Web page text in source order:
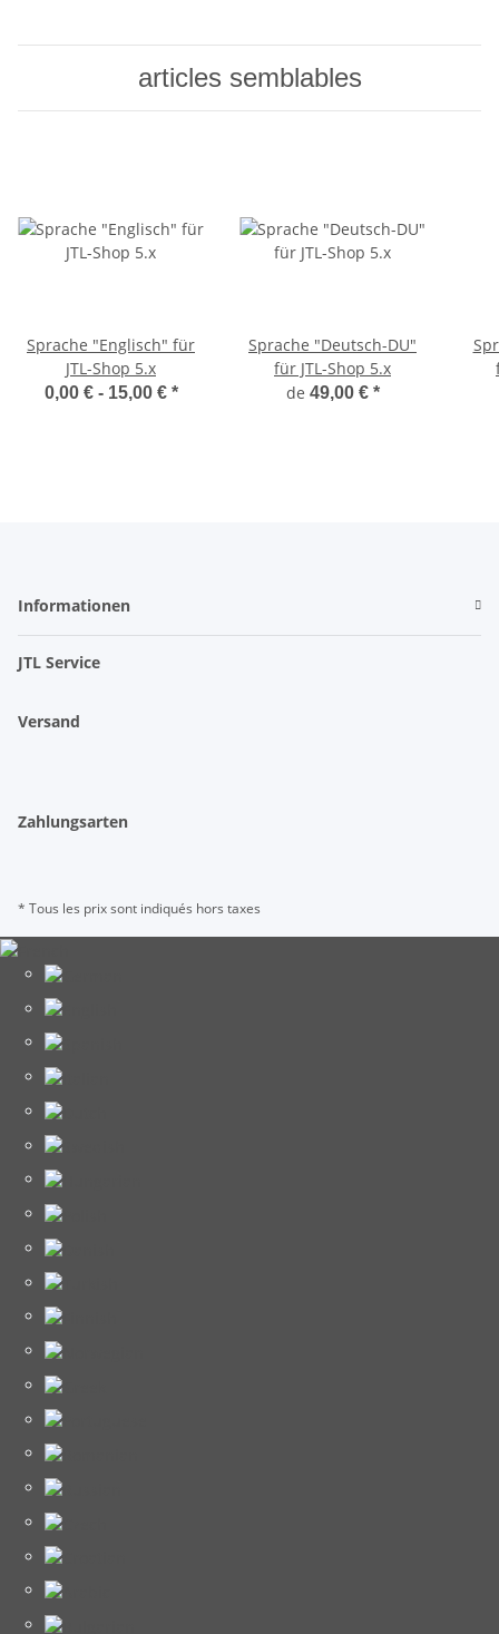
articles semblables
Sprache "Englisch" für
JTL-Shop 5.x
0,00 € - 15,00 € *
Sprache "Deutsch-DU"
für JTL-Shop 5.x
de 49,00 € *
Informationen
JTL Service
Versand
Zahlungsarten
* Tous les prix sont indiqués hors taxes